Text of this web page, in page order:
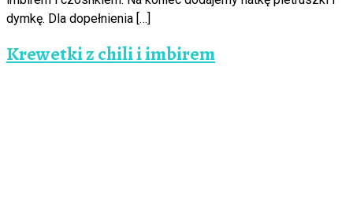
dymkę. Dla dopełnienia […]
Krewetki z chili i imbirem